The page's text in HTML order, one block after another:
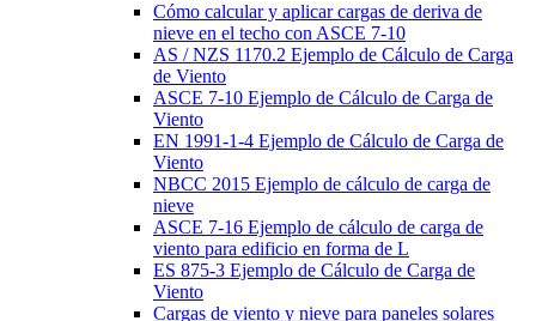
Cómo calcular y aplicar cargas de deriva de
nieve en el techo con ASCE 7-10
AS / NZS 1170.2 Ejemplo de Cálculo de Carga
de Viento
ASCE 7-10 Ejemplo de Cálculo de Carga de
Viento
EN 1991-1-4 Ejemplo de Cálculo de Carga de
Viento
NBCC 2015 Ejemplo de cálculo de carga de
nieve
ASCE 7-16 Ejemplo de cálculo de carga de
viento para edificio en forma de L
ES 875-3 Ejemplo de Cálculo de Carga de
Viento
Cargas de viento y nieve para paneles solares